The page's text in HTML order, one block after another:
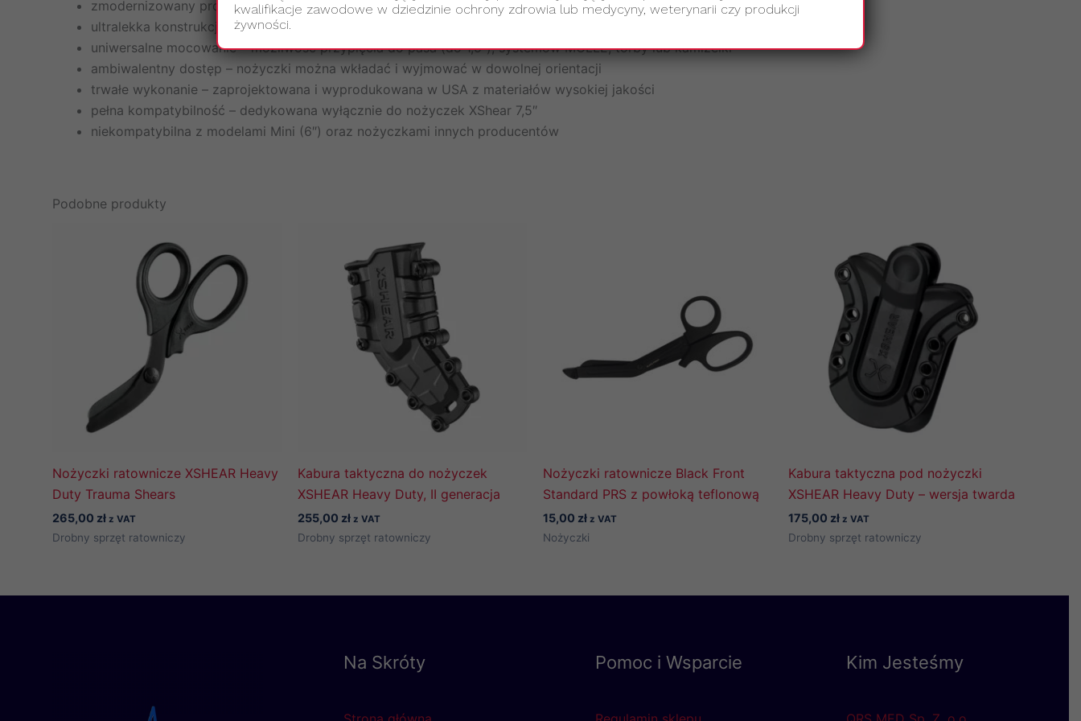
zmodernizowany projekt – ulepszona funkcjonalność i dopasowanie do nożyczek XShear 7,5″
ultralekka konstrukcja – waga zaledwie 1 uncji (ok. 28 g)
uniwersalne mocowanie – możliwość przypięcia do pasa (do 1,5″), systemów MOLLE, torby lub kamizelki
ambiwalentny dostęp – nożyczki można wkładać i wyjmować w dowolnej orientacji
trwałe wykonanie – zaprojektowana i wyprodukowana w USA z materiałów wysokiej jakości
pełna kompatybilność – dedykowana wyłącznie do nożyczek XShear 7,5″
niekompatybilna z modelami Mini (6″) oraz nożyczkami innych producentów
Podobne produkty
Nożyczki ratownicze XSHEAR Heavy
Duty Trauma Shears
265,00 zł z VAT
Drobny sprzęt ratowniczy
Kabura taktyczna do nożyczek
XSHEAR Heavy Duty, II generacja
255,00 zł z VAT
Drobny sprzęt ratowniczy
Nożyczki ratownicze Black Front
Standard PRS z powłoką teflonową
15,00 zł z VAT
Nożyczki
Kabura taktyczna pod nożyczki
XSHEAR Heavy Duty – wersja twarda
175,00 zł z VAT
Drobny sprzęt ratowniczy
Na Skróty Pomoc i Wsparcie Kim Jesteśmy
kwalifikacje zawodowe w dziedzinie ochrony zdrowia lub medycyny, weterynarii czy produkcji
żywności.